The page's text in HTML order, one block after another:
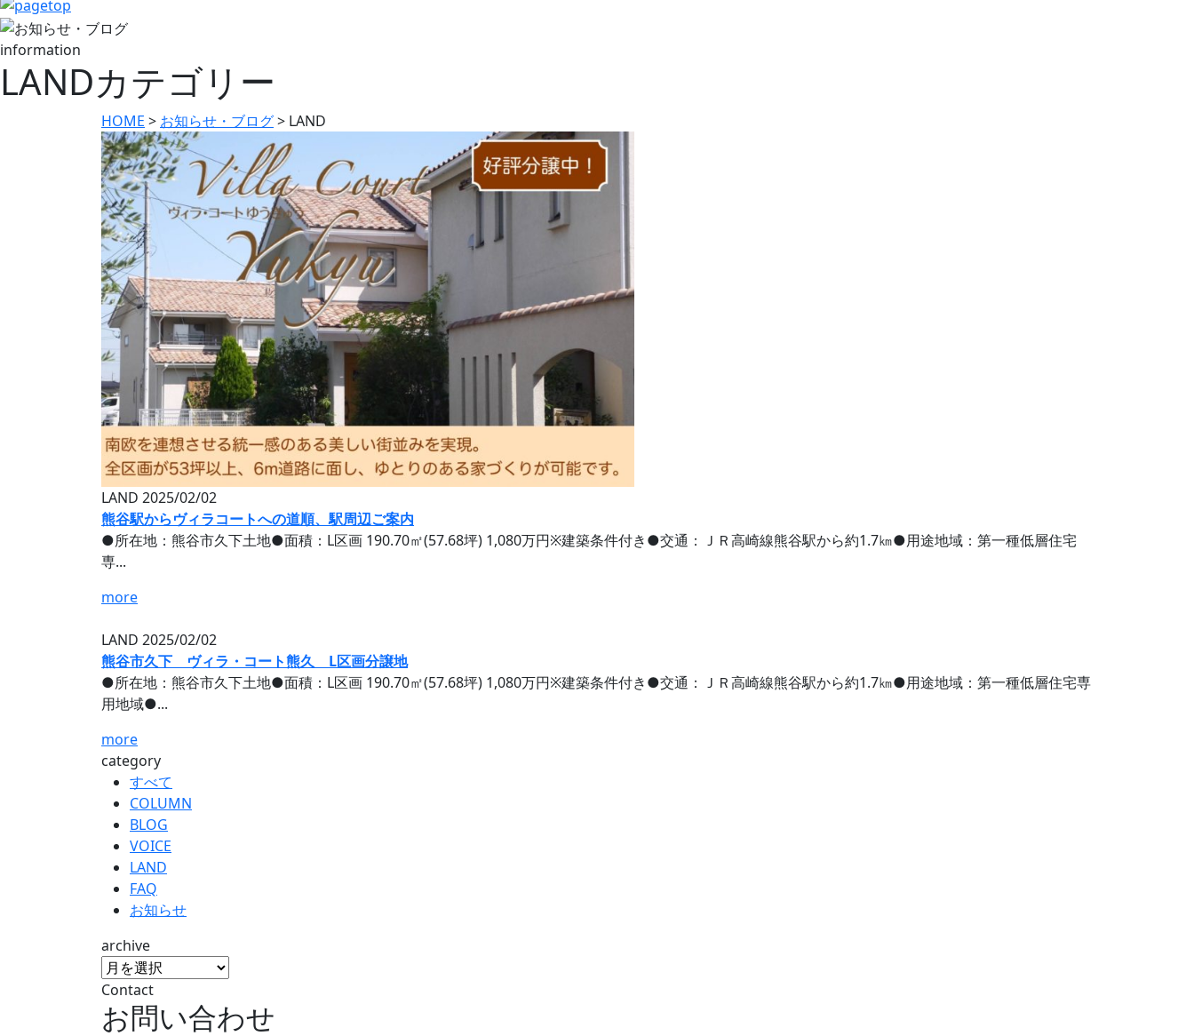
information
LANDカテゴリー
HOME > お知らせ・ブログ> LAND
LAND 2025/02/02
熊谷駅からヴィラコートへの道順、駅周辺ご案内
●所在地：熊谷市久下土地●面積：L区画 190.70㎡(57.68坪) 1,080万円※建築条件付き●交通：ＪＲ高崎線熊谷駅から約1.7㎞●用途地域：第一種低層住宅
専...
more
LAND 2025/02/02
熊谷市久下 ヴィラ・コート熊久 L区画分譲地
●所在地：熊谷市久下土地●面積：L区画 190.70㎡(57.68坪) 1,080万円※建築条件付き●交通：ＪＲ高崎線熊谷駅から約1.7㎞●用途地域：第一種低層住宅専
用地域●...
more
category
すべて
COLUMN
BLOG
VOICE
LAND
FAQ
お知らせ
archive
Contact
お問い合わせ